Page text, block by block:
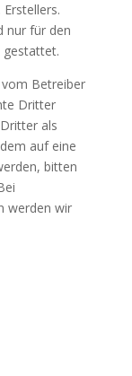
nur für den
gestattet.
Betreiber
Dritter
als
auf eine
bitten
werden wir